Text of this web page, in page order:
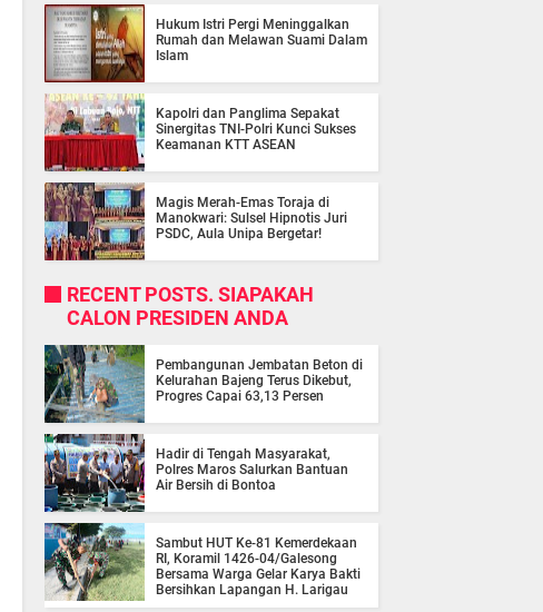
Hukum Istri Pergi Meninggalkan
Rumah dan Melawan Suami Dalam
Islam
Kapolri dan Panglima Sepakat
Sinergitas TNI-Polri Kunci Sukses
Keamanan KTT ASEAN
Magis Merah-Emas Toraja di
Manokwari: Sulsel Hipnotis Juri
PSDC, Aula Unipa Bergetar!
RECENT POSTS. SIAPAKAH
CALON PRESIDEN ANDA
Pembangunan Jembatan Beton di
Kelurahan Bajeng Terus Dikebut,
Progres Capai 63,13 Persen
Hadir di Tengah Masyarakat,
Polres Maros Salurkan Bantuan
Air Bersih di Bontoa
Sambut HUT Ke-81 Kemerdekaan
RI, Koramil 1426-04/Galesong
Bersama Warga Gelar Karya Bakti
Bersihkan Lapangan H. Larigau